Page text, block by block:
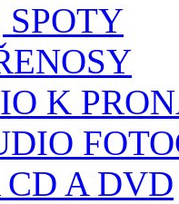
SPOTY
K
A DVD